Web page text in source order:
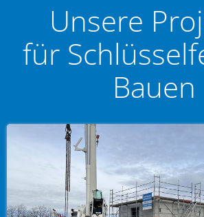
Unsere
für
Bauen